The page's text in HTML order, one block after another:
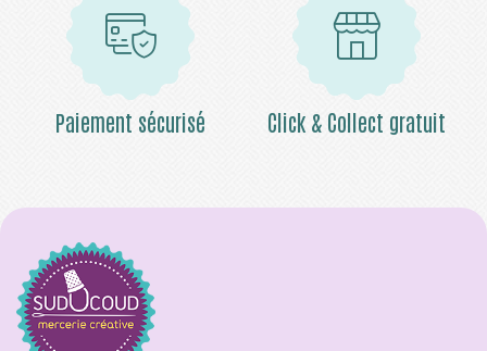
Paiement sécurisé Click & Collect gratuit